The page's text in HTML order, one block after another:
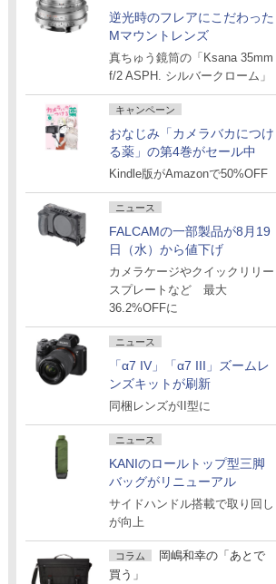
逆光時のフレアにこだわった
Mマウントレンズ
真ちゅう鏡筒の「Ksana 35mm
f/2 ASPH. シルバークローム」
キャンペーン
おなじみ「カメラバカにつけ
る薬」の第4巻がセール中
Kindle版がAmazonで50%OFF
ニュース
FALCAMの一部製品が8月19
日（水）から値下げ
カメラケージやクイックリリー
スプレートなど 最大
36.2%OFFに
ニュース
「α7 IV」「α7 III」ズームレ
ンズキットが刷新
同梱レンズがII型に
ニュース
KANIのロールトップ型三脚
バッグがリニューアル
サイドハンドル搭載で取り回し
が向上
コラム
岡嶋和幸の「あとで
買う」